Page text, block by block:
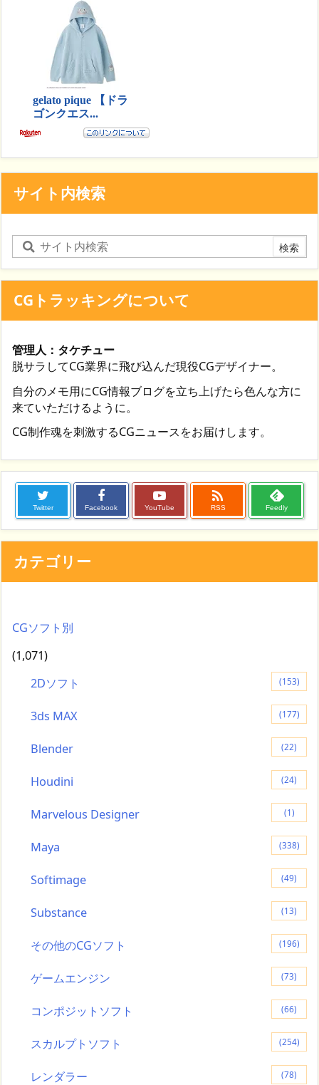
サイト内検索
CGトラッキングについて
管理人：タケチュー
脱サラしてCG業界に飛び込んだ現役CGデザイナー。
自分のメモ用にCG情報ブログを立ち上げたら色んな方に
来ていただけるように。
CG制作魂を刺激するCGニュースをお届けします。
Twitter Facebook YouTube

RSS Feedly
カテゴリー
CGソフト別
(1,071)
2Dソフト
(153)
3ds MAX (177)
Blender (22)
Houdini (24)
Marvelous Designer (1)
Maya (338)
Softimage (49)
Substance (13)
その他のCGソフト (196)
ゲームエンジン (73)
コンポジットソフト (66)
スカルプトソフト (254)
レンダラー (78)